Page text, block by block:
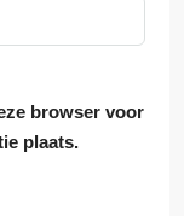
browser voor
plaats.